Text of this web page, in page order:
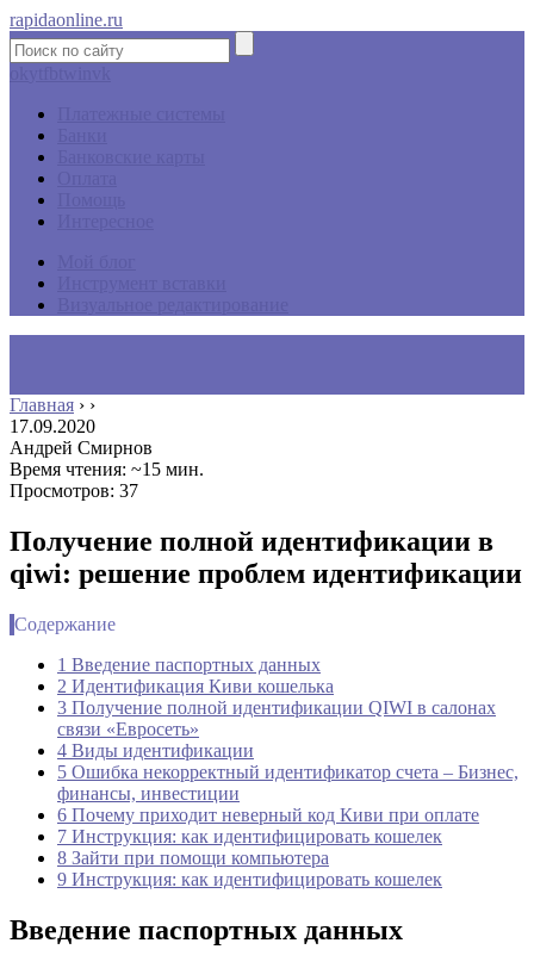
rapidaonline.ru
Главная › ›
17.09.2020
Андрей Смирнов
Время чтения: ~15 мин.
Просмотров: 37
Получение полной идентификации в
qiwi: решение проблем идентификации
Содержание
1 Введение паспортных данных
2 Идентификация Киви кошелька
3 Получение полной идентификации QIWI в салонах
связи «Евросеть»
4 Виды идентификации
5 Ошибка некорректный идентификатор счета – Бизнес,
финансы, инвестиции
6 Почему приходит неверный код Киви при оплате
7 Инструкция: как идентифицировать кошелек
8 Зайти при помощи компьютера
9 Инструкция: как идентифицировать кошелек
Введение паспортных данных